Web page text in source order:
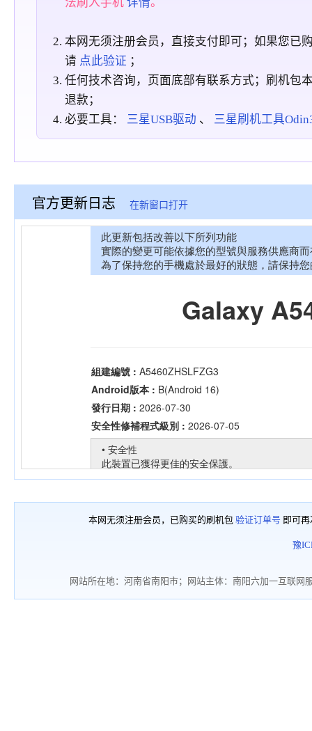
法刷入手机详情。
本网无须注册会员，直接支付即可；如果您已
请 点此验证 ；
任何技术咨询，页面底部有联系方式；刷机包
退款；
必要工具： 三星USB驱动 、 三星刷机工具
官方更新日志 在新窗口打开
本网无须注册会员，已购买的刷机包 验证订单号 即可
豫
网站所在地：河南省南阳市；网站主体：南阳六加一互联